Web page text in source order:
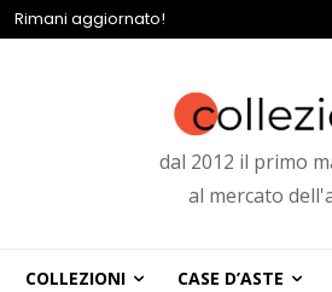
Rimani aggiornato!
dal 2012 il primo
al mercato
COLLEZIONI CASE D’ASTE